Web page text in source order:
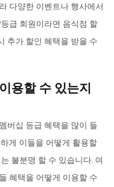
다양한 이벤트나 행사에서
급 회원이라면 음식점 할
추가 할인 혜택을 받을 수
용할 수 있는지
버십 등급 혜택을 많이 들
게 이들을 어떻게 활용할
불분명 할 수 있습니다. 여
혜택을 어떻게 이용할 수